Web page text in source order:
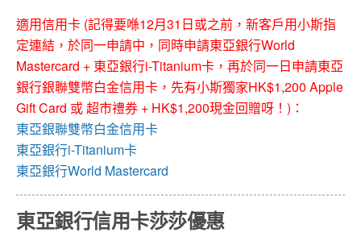
適用信用卡 (記得要喺12月31日或之前，新客戶用小斯指
定連結，於同一申請中，同時申請東亞銀行World
Mastercard + 東亞銀行i-Titanium卡，再於同一日申請東亞
銀行銀聯雙幣白金信用卡，先有小斯獨家HK$1,200 Apple
Gift Card 或 超市禮券 + HK$1,200現金回贈呀！)：
東亞銀聯雙幣白金信用卡
東亞銀行i-Titanium卡
東亞銀行World Mastercard
東亞銀行信用卡莎莎優惠